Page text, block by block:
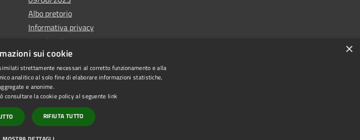
Albo pretorio
Informativa privacy
Note legali
Dichiarazione di accessibilità
×
sui cookie
strettamente necessari al corretto funzionamento e alla
analitico al solo fine di elaborare informazioni statistiche,
e anonime.
consultare la cookie policy al seguente link
RIFIUTA TUTTO